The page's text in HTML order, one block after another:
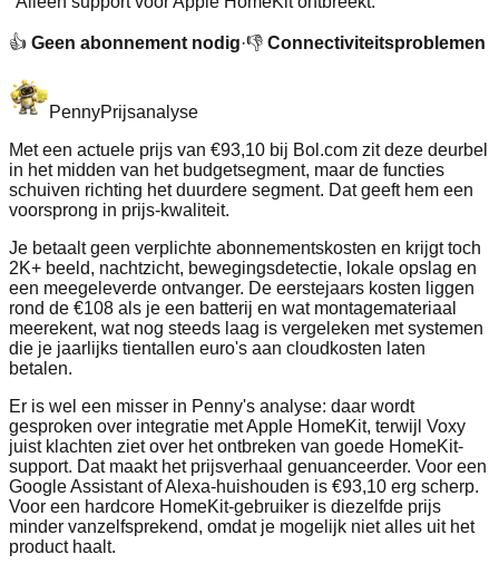
👍 Geen abonnement nodig·👎 Connectiviteitsproblemen
PennyPrijsanalyse
Met een actuele prijs van €93,10 bij Bol.com zit deze deurbel
in het midden van het budgetsegment, maar de functies
schuiven richting het duurdere segment. Dat geeft hem een
voorsprong in prijs-kwaliteit.
Je betaalt geen verplichte abonnementskosten en krijgt toch
2K+ beeld, nachtzicht, bewegingsdetectie, lokale opslag en
een meegeleverde ontvanger. De eerstejaars kosten liggen
rond de €108 als je een batterij en wat montagemateriaal
meerekent, wat nog steeds laag is vergeleken met systemen
die je jaarlijks tientallen euro's aan cloudkosten laten
betalen.
Er is wel een misser in Penny's analyse: daar wordt
gesproken over integratie met Apple HomeKit, terwijl Voxy
juist klachten ziet over het ontbreken van goede HomeKit-
support. Dat maakt het prijsverhaal genuanceerder. Voor een
Google Assistant of Alexa-huishouden is €93,10 erg scherp.
Voor een hardcore HomeKit-gebruiker is diezelfde prijs
minder vanzelfsprekend, omdat je mogelijk niet alles uit het
product haalt.